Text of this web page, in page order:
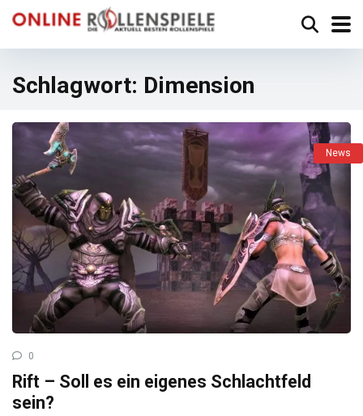
Schlagwort: Dimension
News
0
Rift – Soll es ein eigenes Schlachtfeld
sein?